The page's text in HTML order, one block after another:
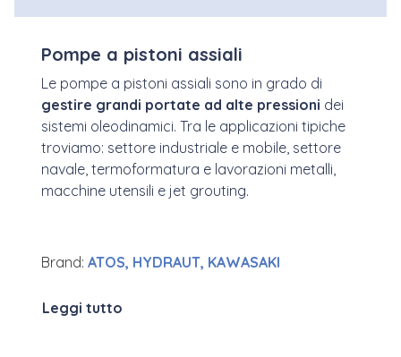
Pompe a pistoni assiali
Le pompe a pistoni assiali sono in grado di
gestire grandi portate ad alte pressioni dei
sistemi oleodinamici. Tra le applicazioni tipiche
troviamo: settore industriale e mobile, settore
navale, termoformatura e lavorazioni metalli,
macchine utensili e jet grouting.
Brand: ATOS, HYDRAUT, KAWASAKI
Leggi tutto